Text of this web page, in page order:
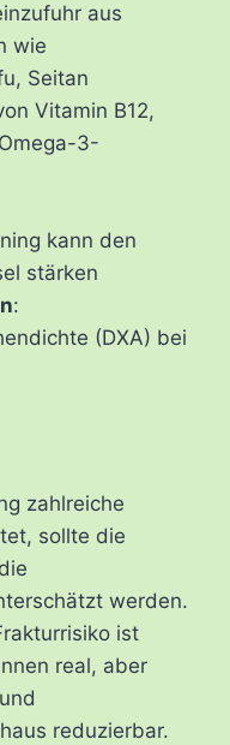
aus
wie
Seitan
Vitamin B12,
3-
kann den
stärken
:
(DXA) bei
zahlreiche
sollte die
werden.
ist
real, aber
reduzierbar.